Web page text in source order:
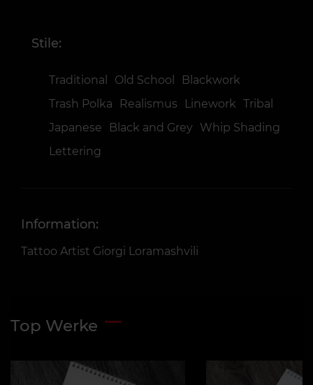
Stile:
Traditional Old School
Blackwork
Trash Polka
Realismus Linework Tribal
Japanese
Black and Grey Whip Shading
Lettering
Information:
Tattoo Artist Giorgi Loramashvili
Top Werke